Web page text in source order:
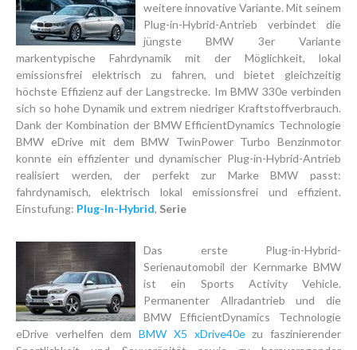
weitere innovative Variante. Mit seinem
Plug-in-Hybrid-Antrieb verbindet die
jüngste BMW 3er Variante
markentypische Fahrdynamik mit der Möglichkeit, lokal
emissionsfrei elektrisch zu fahren, und bietet gleichzeitig
höchste Effizienz auf der Langstrecke. Im BMW 330e verbinden
sich so hohe Dynamik und extrem niedriger Kraftstoffverbrauch.
Dank der Kombination der BMW EfficientDynamics Technologie
BMW eDrive mit dem BMW TwinPower Turbo Benzinmotor
konnte ein effizienter und dynamischer Plug-in-Hybrid-Antrieb
realisiert werden, der perfekt zur Marke BMW passt:
fahrdynamisch, elektrisch lokal emissionsfrei und effizient.
Einstufung: Plug-In-Hybrid, Serie
Das erste Plug-in-Hybrid-
Serienautomobil der Kernmarke BMW
ist ein Sports Activity Vehicle.
Permanenter Allradantrieb und die
BMW EfficientDynamics Technologie
eDrive verhelfen demBMW X5 xDrive40ezu faszinierender